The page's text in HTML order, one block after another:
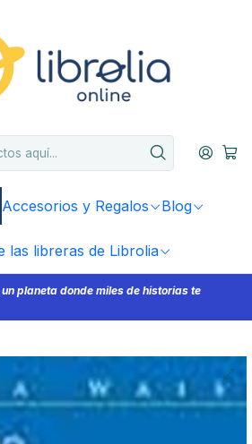
Accesorios y Regalos Blog
las libreras de Librolia
planeta donde miles de historias te